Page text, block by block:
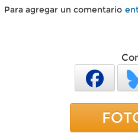
Para agregar un comentario